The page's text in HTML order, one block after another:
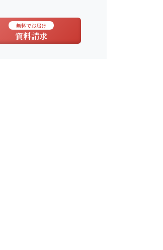
無料でお届け
資料請求